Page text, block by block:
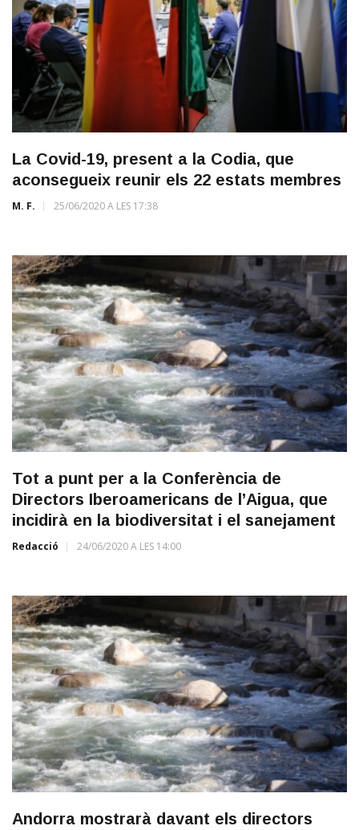
La Covid-19, present a la Codia, que
aconsegueix reunir els 22 estats membres
M. F. 25/06/2020 A LES 17:38
Tot a punt per a la Conferència de
Directors Iberoamericans de l’Aigua, que
incidirà en la biodiversitat i el sanejament
Redacció 24/06/2020 A LES 14:00
Andorra mostrarà davant els directors